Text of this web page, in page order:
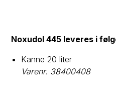
Noxudol 445 leveres i
Kanne 20 liter
Varenr. 38400408